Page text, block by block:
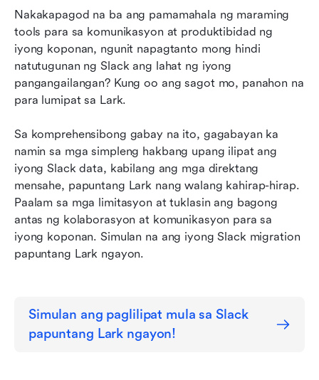
Nakakapagod na ba ang pamamahala ng maraming
tools para sa komunikasyon at produktibidad ng
iyong koponan, ngunit napagtanto mong hindi
natutugunan ng Slack ang lahat ng iyong
pangangailangan? Kung oo ang sagot mo, panahon na
para lumipat sa Lark.
Sa komprehensibong gabay na ito, gagabayan ka
namin sa mga simpleng hakbang upang ilipat ang
iyong Slack data, kabilang ang mga direktang
mensahe, papuntang Lark nang walang kahirap-hirap.
Paalam sa mga limitasyon at tuklasin ang bagong
antas ng kolaborasyon at komunikasyon para sa
iyong koponan. Simulan na ang iyong Slack migration
papuntang Lark ngayon.
Simulan ang paglilipat mula sa Slack
papuntang Lark ngayon!
2. Mag-upload ng mga file sa Lark
3. Kumpirmahin ang Impormasyon ng Miyembro
4. Kumpirmahin ang mga channel
5. Simulan ang pag-import